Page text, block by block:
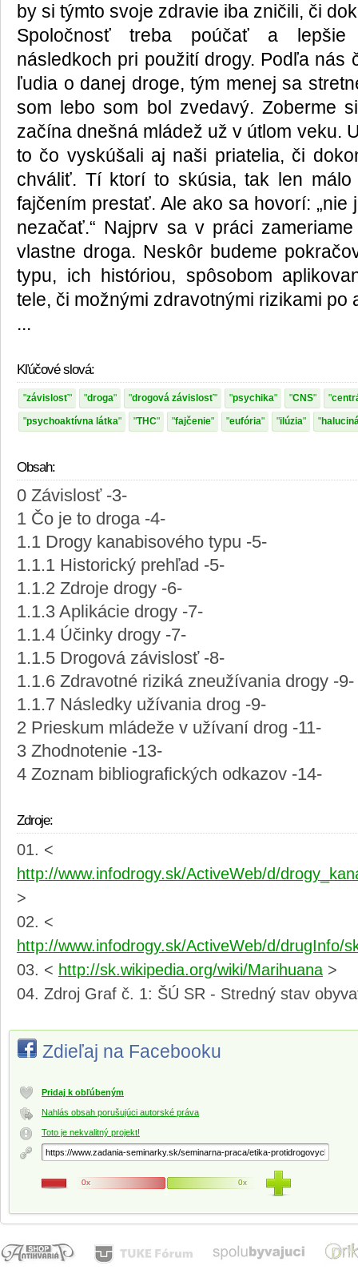
by si týmto svoje zdravie iba zničili, či
Spoločnosť treba poúčať a lepšie
následkoch pri použití drogy. Podľa nás
ľudia o danej droge, tým menej sa
som lebo som bol zvedavý. Zoberme
začína dnešná mládež už v útlom veku.
to čo vyskúšali aj naši priatelia, či
chváliť. Tí ktorí to skúsia, tak len
fajčením prestať. Ale ako sa hovorí:
nezačať.“ Najprv sa v práci
vlastne droga. Neskôr budeme
typu, ich históriou, spôsobom
tele, či možnými zdravotnými rizikami po
...
Kľúčové slová:
závislosť droga drogová závislosť psychika CNS
psychoaktívna látka THC fajčenie eufória ilúzia
Obsah:
0 Závislosť -3-
1 Čo je to droga -4-
1.1 Drogy kanabisového typu -5-
1.1.1 Historický prehľad -5-
1.1.2 Zdroje drogy -6-
1.1.3 Aplikácie drogy -7-
1.1.4 Účinky drogy -7-
1.1.5 Drogová závislosť -8-
1.1.6 Zdravotné riziká zneužívania drogy -9-
1.1.7 Následky užívania drog -9-
2 Prieskum mládeže v užívaní drog -11-
3 Zhodnotenie -13-
4 Zoznam bibliografických odkazov -14-
Zdroje:
<
http://www.infodrogy.sk/ActiveWeb/d/
>
<
http://www.infodrogy.sk/ActiveWeb/d/drugInfo/
< http://sk.wikipedia.org/wiki/Marihuana >
Zdroj Graf č. 1: ŠÚ SR - Stredný stav
Zdieľaj na Facebooku
Pridaj k obľúbeným
Nahlás obsah porušujúci autorské práva
Toto je nekvalitný projekt!
0x 0x